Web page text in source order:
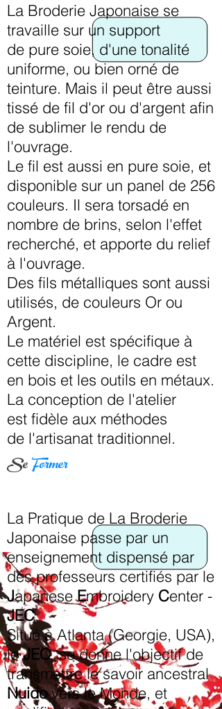
La Broderie Japonaise se
travaille sur un support
de pure soie, d'une tonalité
uniforme, ou bien orné de
teinture. Mais il peut être aussi
tissé de fil d'or ou d'argent afin
de sublimer le rendu de
l'ouvrage.
Le fil est aussi en pure soie, et
disponible sur un panel de 256
couleurs. Il sera torsadé en
nombre de brins, selon l'effet
recherché, et apporte du relief
à l'ouvrage.
Des fils métalliques sont aussi
utilisés, de couleurs Or ou
Argent.
Le matériel est spécifique à
cette discipline, le cadre est
en bois et les outils en métaux.
La conception de l'atelier
est fidèle aux méthodes
de l'artisanat traditionnel.
SeFormer
La Pratique de La Broderie
Japonaise passe par un
enseignement dispensé par
des professeurs certifiés par le
JapaneseEmbroidery Center -
JEC.
Situé à Atlanta (Georgie, USA),
leJECse donne l'objectif de
transmettre le savoir ancestral
Nuidovers le Monde, et